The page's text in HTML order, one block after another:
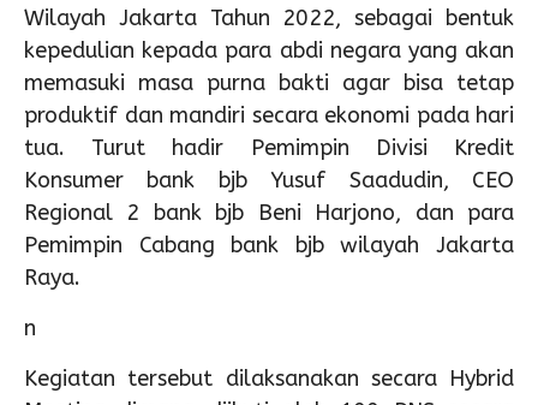
Wilayah Jakarta Tahun 2022, sebagai bentuk
kepedulian kepada para abdi negara yang akan
memasuki masa purna bakti agar bisa tetap
produktif dan mandiri secara ekonomi pada hari
tua. Turut hadir Pemimpin Divisi Kredit
Konsumer bank bjb Yusuf Saadudin, CEO
Regional 2 bank bjb Beni Harjono, dan para
Pemimpin Cabang bank bjb wilayah Jakarta
Raya.
n
Kegiatan tersebut dilaksanakan secara Hybrid